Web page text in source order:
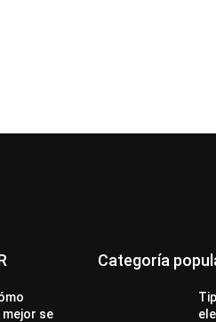
se
Categoría